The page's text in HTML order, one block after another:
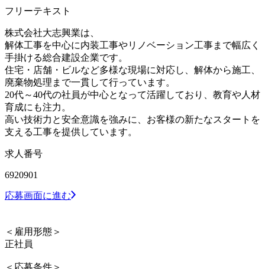
フリーテキスト
株式会社大志興業は、
解体工事を中心に内装工事やリノベーション工事まで幅広く
手掛ける総合建設企業です。
住宅・店舗・ビルなど多様な現場に対応し、解体から施工、
廃棄物処理まで一貫して行っています。
20代～40代の社員が中心となって活躍しており、教育や人材
育成にも注力。
高い技術力と安全意識を強みに、お客様の新たなスタートを
支える工事を提供しています。
求人番号
6920901
応募画面に進む
＜雇用形態＞
正社員
＜応募条件＞